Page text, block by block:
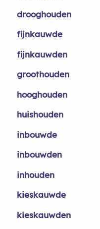
drooghouden
fijnkauwde
fijnkauwden
groothouden
hooghouden
huishouden
inbouwde
inbouwden
inhouden
kieskauwde
kieskauwden